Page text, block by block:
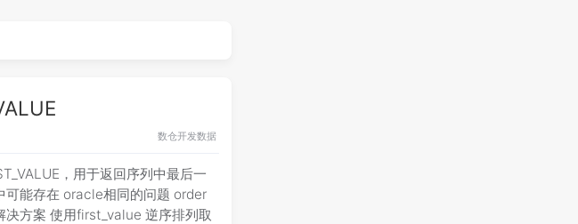
数仓开发数据
，用于返回序列中最后一
能存在 oracle相同的问题 order
方案 使用first_value 逆序排列取